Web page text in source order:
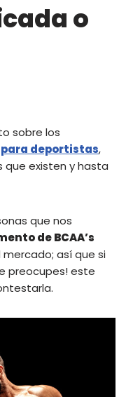
o
sobre los
deportistas,
existen y hasta
que nos
de BCAA’s
así que si
preocupes! este